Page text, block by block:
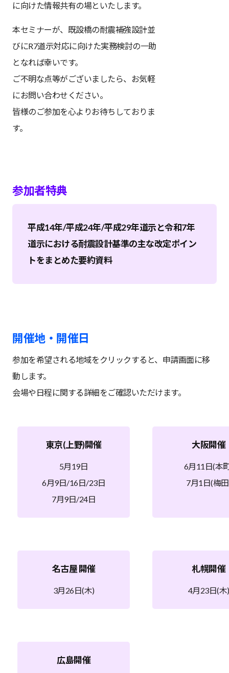
に向けた情報共有の場といたします。
本セミナーが、既設橋の耐震補強設計並
びにR7道示対応に向けた実務検討の一助
となれば幸いです。
ご不明な点等がございましたら、お気軽
にお問い合わせください。
皆様のご参加を心よりお待ちしておりま
す。
参加者特典
平成14年/平成24年/平成29年道示と令和7年
道示における耐震設計基準の主な改定ポイン
トをまとめた要約資料
開催地・開催日
参加を希望される地域をクリックすると、申請画面に移
動します。
会場や日程に関する詳細をご確認いただけます。
東京(上野)開催
5月19日
6月9日/16日/23日
7月9日/24日
大阪開催
6月11日(本
7月1日(梅
名古屋 開催
3月26日(木)
札幌開催
4月23日(木)
広島開催